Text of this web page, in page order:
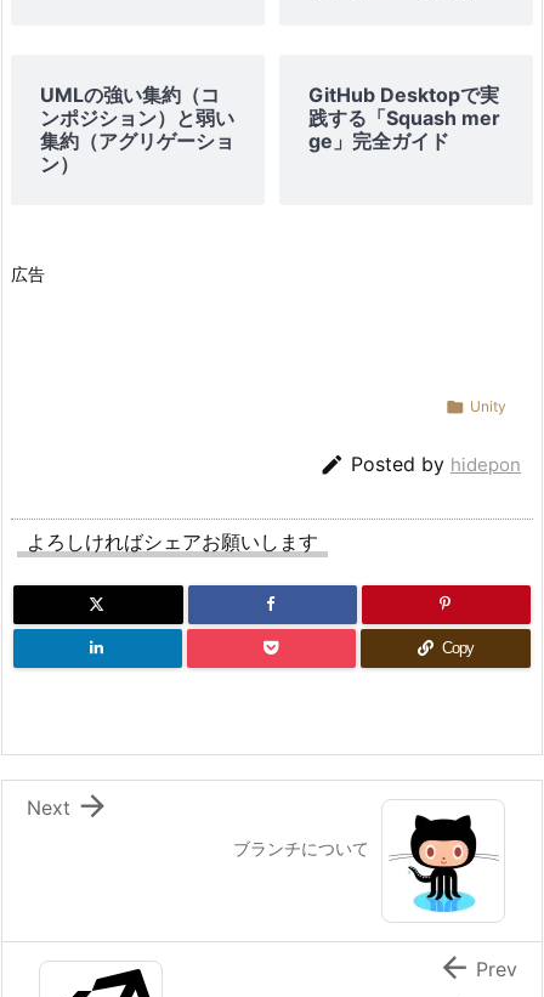
UMLの強い集約（コ
ンポジション）と弱い
集約（アグリゲーショ
ン）
GitHub Desktopで実
践する「Squash mer
ge」完全ガイド
広告
 Unity
 Posted by hidepon
よろしければシェアお願いします
Copy
ブランチについて

Next
 Prev